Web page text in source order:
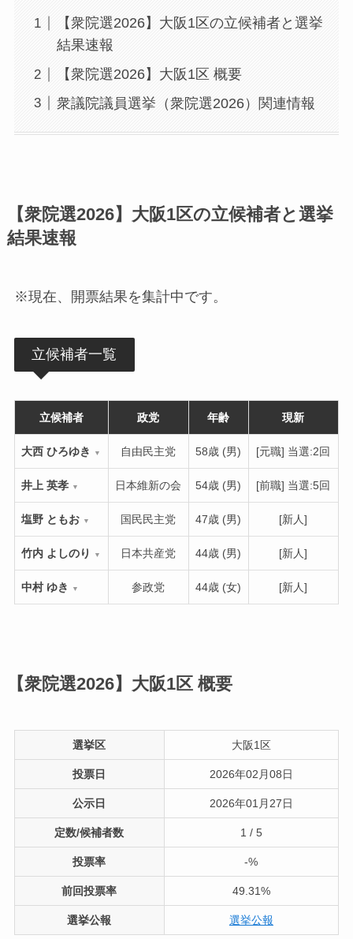
【衆院選2026】大阪1区の立候補者と選挙
結果速報
【衆院選2026】大阪1区 概要
衆議院議員選挙（衆院選2026）関連情報
【衆院選2026】大阪1区の立候補者と選挙
結果速報
※現在、開票結果を集計中です。
立候補者一覧
立候補者 政党 年齢 現新
大西 ひろゆき ▼ 自由民主党 58歳 (男) [元職] 当選:2回
井上 英孝 ▼ 日本維新の会 54歳 (男) [前職] 当選:5回
塩野 ともお ▼ 国民民主党 47歳 (男) [新人]
竹内 よしのり ▼ 日本共産党 44歳 (男) [新人]
中村 ゆき ▼ 参政党 44歳 (女) [新人]
【衆院選2026】大阪1区 概要
選挙区 大阪1区
投票日 2026年02月08日
公示日 2026年01月27日
定数/候補者数 1 / 5
投票率 -%
前回投票率 49.31%
選挙公報 選挙公報